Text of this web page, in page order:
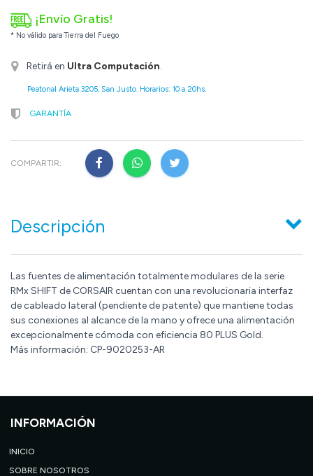
¡Envío Gratis!
* No válido para Tierra del Fuego
Retirá en Ultra Computación.
Peatonal Arieta 3205, San Justo. Horarios: 10 a 20hs.
GARANTÍA
COMPARTIR:
Descripción
Las fuentes de alimentación totalmente modulares de la serie
RMx SHIFT de CORSAIR cuentan con una revolucionaria interfaz
de cableado lateral (pendiente de patente) que mantiene todas
sus conexiones al alcance de la mano y ofrece una alimentación
excepcionalmente cómoda con eficiencia 80 PLUS Gold.
Más información: CP-9020253-AR
INFORMACIÓN
INICIO
SOBRE NOSOTROS